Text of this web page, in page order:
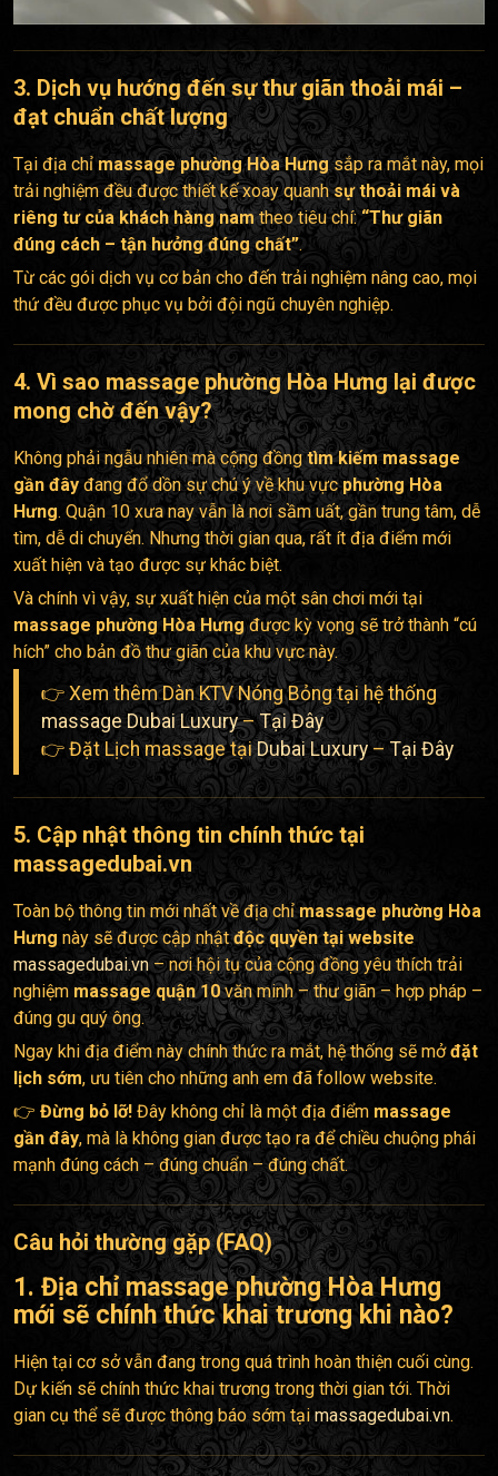
3. Dịch vụ hướng đến sự thư giãn thoải mái –
đạt chuẩn chất lượng
Tại địa chỉ massage phường Hòa Hưngsắp ra mắt này, mọi
trải nghiệm đều được thiết kế xoay quanhsự thoải mái và
riêng tư của khách hàng namtheo tiêu chí:“Thư giãn
đúng cách – tận hưởng đúng chất”.
Từ các gói dịch vụ cơ bản cho đến trải nghiệm nâng cao, mọi
thứ đều được phục vụ bởi đội ngũ chuyên nghiệp.
4. Vì sao massage phường Hòa Hưng lại được
mong chờ đến vậy?
Không phải ngẫu nhiên mà cộng đồngtìm kiếm massage
gần đây đang đổ dồn sự chú ý về khu vựcphường Hòa
Hưng. Quận 10 xưa nay vẫn là nơi sầm uất, gần trung tâm, dễ
tìm, dễ di chuyển. Nhưng thời gian qua, rất ít địa điểm mới
xuất hiện và tạo được sự khác biệt.
Và chính vì vậy, sự xuất hiện của một sân chơi mới tại
massage phường Hòa Hưngđược kỳ vọng sẽ trở thành “cú
hích” cho bản đồ thư giãn của khu vực này.
👉 Xem thêm Dàn KTV Nóng Bỏng tại hệ thống
massage Dubai Luxury–Tại Đây
👉 Đặt Lịch massage tạiDubai Luxury – Tại Đây
5. Cập nhật thông tin chính thức tại
massagedubai.vn
Toàn bộ thông tin mới nhất về địa chỉmassage phường Hòa
Hưng này sẽ được cập nhậtđộc quyền tại website
massagedubai.vn– nơi hội tụ của cộng đồng yêu thích trải
nghiệm massage quận 10văn minh – thư giãn – hợp pháp –
đúng gu quý ông.
Ngay khi địa điểm này chính thức ra mắt, hệ thống sẽ mởđặt
lịch sớm, ưu tiên cho những anh em đã follow website.
👉 Đừng bỏ lỡ! Đây không chỉ là một địa điểm massage
gần đây, mà là không gian được tạo ra để chiều chuộng phái
mạnh đúng cách – đúng chuẩn – đúng chất.
Câu hỏi thường gặp (FAQ)
1. Địa chỉmassage phường Hòa Hưng
mới sẽ chính thức khai trương khi nào?
Hiện tại cơ sở vẫn đang trong quá trình hoàn thiện cuối cùng.
Dự kiến sẽ chính thức khai trương trong thời gian tới. Thời
gian cụ thể sẽ được thông báo sớm tại massagedubai.vn.